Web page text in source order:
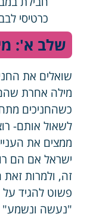
כרטיסי
שלב א':
שואלים את
מילה אחרת
כשהחניכים
לשאול אותם-
ממצים את
ישראל אם הם
זה, ולמרות
פשוט להגיד
"נעשה ונשמע"